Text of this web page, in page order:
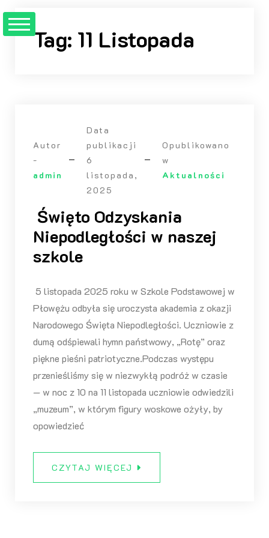
do
Tag: 11 Listopada
Autor
-
admin
Data
publikacji
6
listopada,
2025
Opublikowano
w
Aktualności
Święto Odzyskania
Niepodległości w naszej
szkole
5 listopada 2025 roku w Szkole Podstawowej w
Płowężu odbyła się uroczysta akademia z okazji
Narodowego Święta Niepodległości. Uczniowie z
dumą odśpiewali hymn państwowy, „Rotę” oraz
piękne pieśni patriotyczne.Podczas występu
przenieśliśmy się w niezwykłą podróż w czasie
— w noc z 10 na 11 listopada uczniowie odwiedzili
„muzeum”, w którym figury woskowe ożyły, by
opowiedzieć
CZYTAJ WIĘCEJ